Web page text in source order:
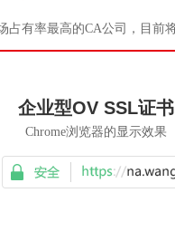
占有率最高的CA公司，目
企业型OV SSL证书
Chrome浏览器的显示效果